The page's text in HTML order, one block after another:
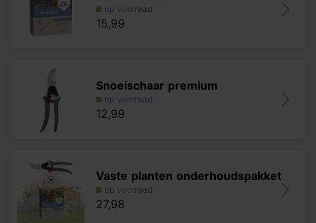
op voorraad
15,99
Snoeischaar premium
op voorraad
12,99
Vaste planten onderhoudspakket
op voorraad
27,98